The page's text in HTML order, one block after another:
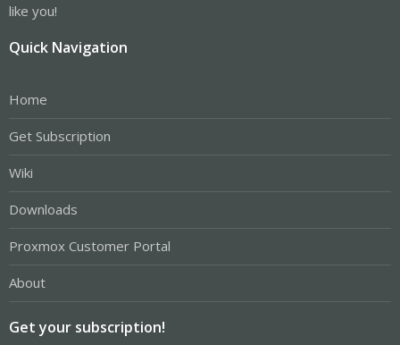
like you!
Quick Navigation
Home
Get Subscription
Wiki
Downloads
Proxmox Customer Portal
About
Get your subscription!